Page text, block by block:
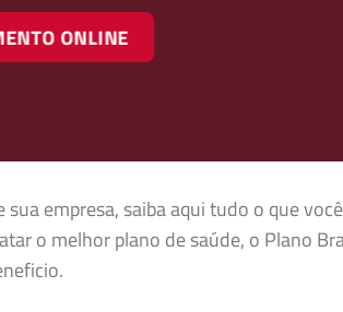
ONLINE
empresa, saiba aqui tudo o que
o melhor plano de saúde, o Plano